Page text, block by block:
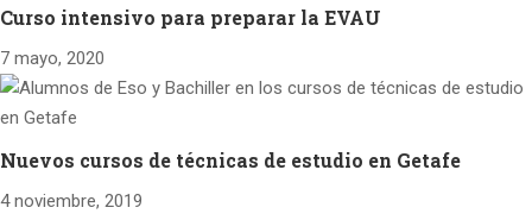
Curso intensivo para preparar la EVAU
7 mayo, 2020
Nuevos cursos de técnicas de estudio en Getafe
4 noviembre, 2019